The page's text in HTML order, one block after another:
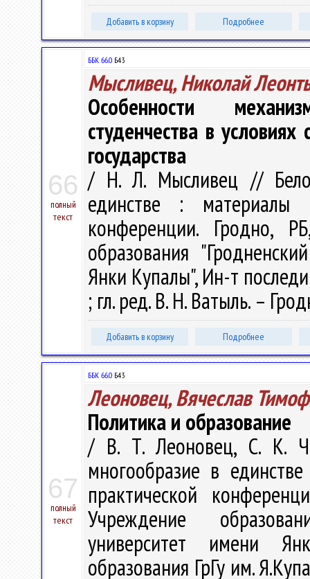
Добавить в корзину Подробнее
66
полный
текст
ББК 66.0 Б43
Мысливец, Николай
Особенности
студенчества в условиях
государства
/ Н. Л. Мысливец //
единстве : материалы
конференции. Гродно,
образования
Янки Купалы", Ин-т
; гл. ред. В. Н. Ватыль. –
Добавить в корзину Подробнее
67
полный
текст
ББК 66.0 Б43
Леоновец, Вячеслав
Политика и образование
/ В. Т. Леоновец, С. К.
многообразие в
практической
Учреждение
университет имени
образования ГрГу им.